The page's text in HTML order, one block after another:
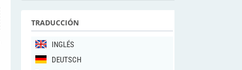
TRADUCCIÓN
INGLÉS
DEUTSCH